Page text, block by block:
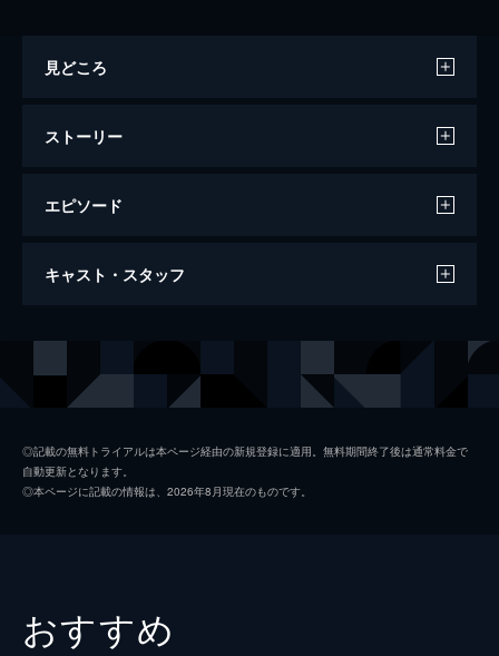
見どころ
ストーリー
エピソード
白頭山大噴火
キャスト・スタッフ
チョ・インチャン ハ・ジョンウ
脚本
◎記載の無料トライアルは本ページ経由の新規登録に適用。無料期間終了後は通常料金で
自動更新となります。
◎本ページに記載の情報は、2026年8月現在のものです。
おすすめ